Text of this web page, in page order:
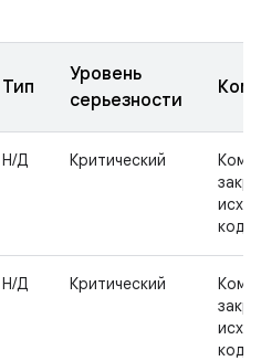
Тип
Уровень
серьезности
Н/Д Критический
Н/Д Критический